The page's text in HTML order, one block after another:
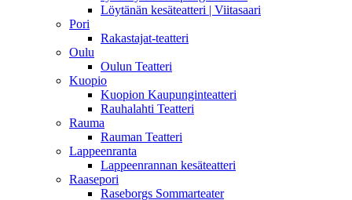
Löytänän kesäteatteri | Viitasaari
Pori
Rakastajat-teatteri
Oulu
Oulun Teatteri
Kuopio
Kuopion Kaupunginteatteri
Rauhalahti Teatteri
Rauma
Rauman Teatteri
Lappeenranta
Lappeenrannan kesäteatteri
Raasepori
Raseborgs Sommarteater